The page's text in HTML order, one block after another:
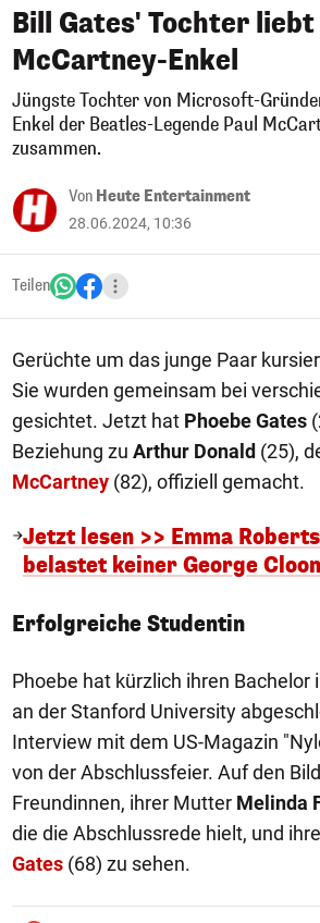
Bill Gates' Tochter liebt
McCartney-Enkel
Jüngste Tochter von Microsoft-
Enkel der Beatles-Legende Paul
zusammen.
Von Heute Entertainment
28.06.2024, 10:36
Teilen
Gerüchte um das junge Paar
Sie wurden gemeinsam bei
gesichtet. Jetzt hat Phoebe Gates
Beziehung zu Arthur Donald (25),
McCartney (82), offiziell gemacht.
Jetzt lesen >> Emma
belastet keiner George
Erfolgreiche Studentin
Phoebe hat kürzlich ihren Bachelor
an der Stanford University
Interview mit dem US-Magazin
von der Abschlussfeier. Auf den
Freundinnen, ihrer Mutter Melinda
die die Abschlussrede hielt, und
Gates (68) zu sehen.